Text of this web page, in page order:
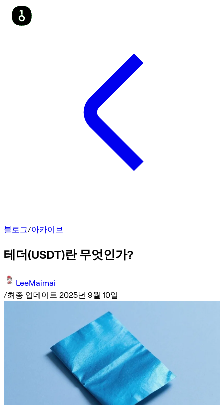
블로그/아카이브
테더(USDT)란 무엇인가?
LeeMaimai
/최종 업데이트 2025년 9월 10일